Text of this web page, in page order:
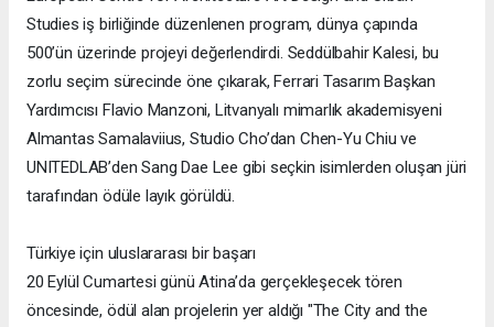
Studies iş birliğinde düzenlenen program, dünya çapında
500’ün üzerinde projeyi değerlendirdi. Seddülbahir Kalesi, bu
zorlu seçim sürecinde öne çıkarak, Ferrari Tasarım Başkan
Yardımcısı Flavio Manzoni, Litvanyalı mimarlık akademisyeni
Almantas Samalaviius, Studio Cho’dan Chen-Yu Chiu ve
UNITEDLAB’den Sang Dae Lee gibi seçkin isimlerden oluşan jüri
tarafından ödüle layık görüldü.
Türkiye için uluslararası bir başarı
20 Eylül Cumartesi günü Atina’da gerçekleşecek tören
öncesinde, ödül alan projelerin yer aldığı "The City and the